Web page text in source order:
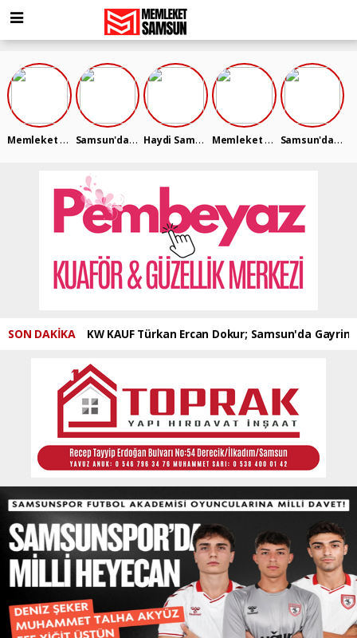
Memleket S... Samsun'da ... Haydi Sams... Memleket S... Samsun'da ...
SON DAKİKA KW KAUF Türkan Ercan Dokur; Samsun'da